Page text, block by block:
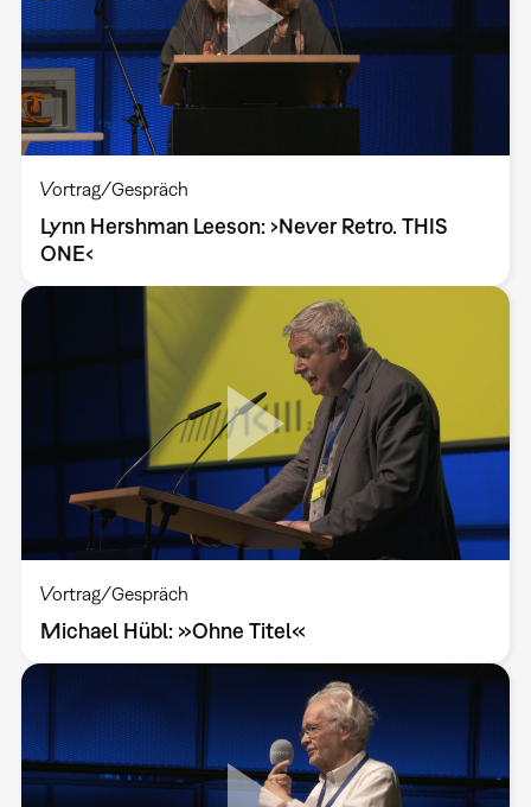
Vortrag/Gespräch
Lynn Hershman Leeson: ›Never Retro. THIS
ONE‹
Vortrag/Gespräch
Michael Hübl: »Ohne Titel«